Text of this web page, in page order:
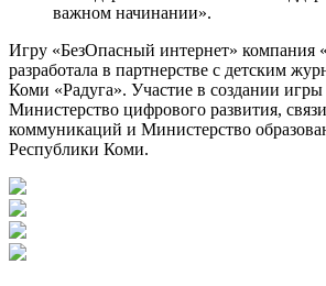
важном начинании».
Игру «БезОпасный интернет» компания
разработала в партнерстве с детским
Коми «Радуга». Участие в создании
Министерство цифрового развития,
коммуникаций и Министерство
Республики Коми.